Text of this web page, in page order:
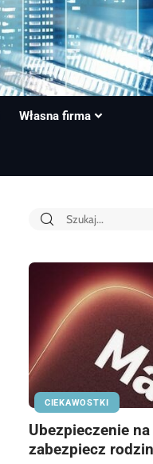
Własna firma
CIEKAWOSTKI
Ubezpieczenie
zabezpiecz